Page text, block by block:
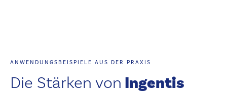
ANWENDUNGSBEISPIELE AUS DER PRAXIS
Die Stärken von Ingentis